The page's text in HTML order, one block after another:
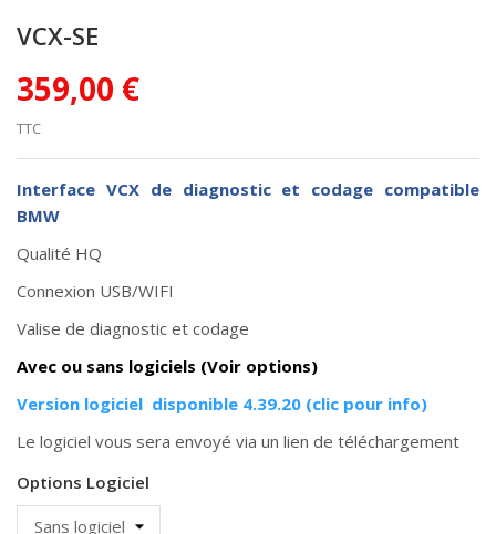
VCX-SE
359,00 €
TTC
Interface VCX de diagnostic et codage compatible
BMW
Qualité HQ
Connexion USB/WIFI
Valise de diagnostic et codage
Avec ou sans logiciels (Voir options)
Version logiciel disponible 4.39.20 (clic pour info)
Le logiciel vous sera envoyé via un lien de téléchargement
Options Logiciel